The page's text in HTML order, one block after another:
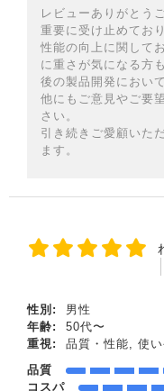
レビューありがとう
重要に受け止めてお
性能の向上に関して
に重さが気になる方
後の製品開発におい
他にもご意見やご要
さい。
引き続きご愛顧いた
ます。
性別:
男性
年齢:
50代〜
重視:
品質・性能, 使
品質
コスパ